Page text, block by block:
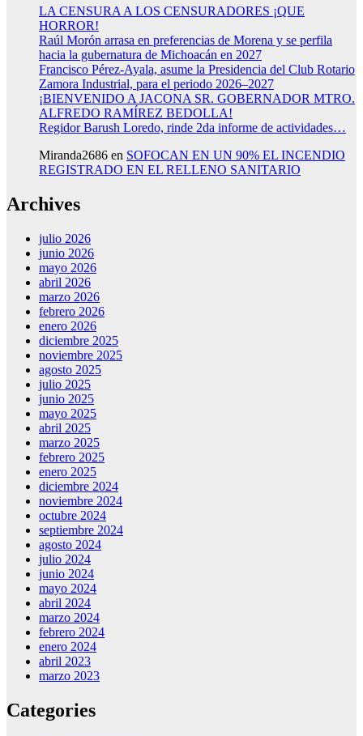
LA CENSURA A LOS CENSURADORES ¡QUE
HORROR!
Raúl Morón arrasa en preferencias de Morena y se perfila
hacia la gubernatura de Michoacán en 2027
Francisco Pérez-Ayala, asume la Presidencia del Club Rotario
Zamora Industrial, para el periodo 2026–2027
¡BIENVENIDO A JACONA SR. GOBERNADOR MTRO.
ALFREDO RAMÍREZ BEDOLLA!
Regidor Barush Loredo, rinde 2da informe de actividades…
Miranda2686 en SOFOCAN EN UN 90% EL INCENDIO
REGISTRADO EN EL RELLENO SANITARIO
Archives
julio 2026
junio 2026
mayo 2026
abril 2026
marzo 2026
febrero 2026
enero 2026
diciembre 2025
noviembre 2025
agosto 2025
julio 2025
junio 2025
mayo 2025
abril 2025
marzo 2025
febrero 2025
enero 2025
diciembre 2024
noviembre 2024
octubre 2024
septiembre 2024
agosto 2024
julio 2024
junio 2024
mayo 2024
abril 2024
marzo 2024
febrero 2024
enero 2024
abril 2023
marzo 2023
Categories